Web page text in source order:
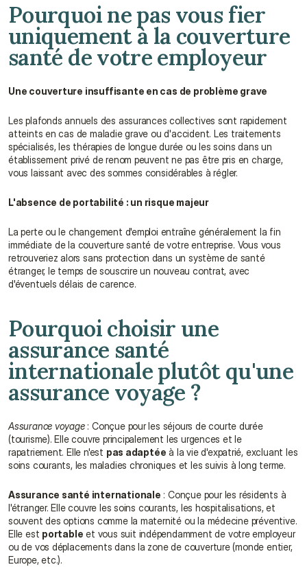
Pourquoi ne pas vous fier
uniquement à la couverture
santé de votre employeur
Une couverture insuffisante en cas de problème grave
Les plafonds annuels des assurances collectives sont rapidement
atteints en cas de maladie grave ou d'accident. Les traitements
spécialisés, les thérapies de longue durée ou les soins dans un
établissement privé de renom peuvent ne pas être pris en charge,
vous laissant avec des sommes considérables à régler.
L'absence de portabilité : un risque majeur
La perte ou le changement d'emploi entraîne généralement la fin
immédiate de la couverture santé de votre entreprise. Vous vous
retrouveriez alors sans protection dans un système de santé
étranger, le temps de souscrire un nouveau contrat, avec
d'éventuels délais de carence.
Pourquoi choisir une
assurance santé
internationale plutôt qu'une
assurance voyage ?
Assurance voyage : Conçue pour les séjours de courte durée
(tourisme). Elle couvre principalement les urgences et le
rapatriement. Elle n'est pas adaptée à la vie d'expatrié, excluant les
soins courants, les maladies chroniques et les suivis à long terme.
Assurance santé internationale : Conçue pour les résidents à
l'étranger. Elle couvre les soins courants, les hospitalisations, et
souvent des options comme la maternité ou la médecine préventive.
Elle est portable et vous suit indépendamment de votre employeur
ou de vos déplacements dans la zone de couverture (monde entier,
Europe, etc.).